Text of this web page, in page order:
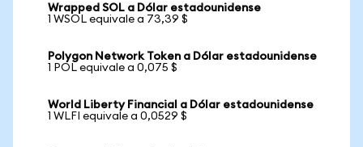
Wrapped SOL a Dólar estadounidense
1 WSOL equivale a 73,39 $
Polygon Network Token a Dólar estadounidense
1 POL equivale a 0,075 $
World Liberty Financial a Dólar estadounidense
1 WLFI equivale a 0,0529 $